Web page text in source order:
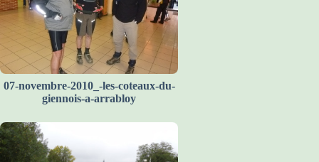
07-novembre-2010_-les-coteaux-du-
giennois-a-arrabloy